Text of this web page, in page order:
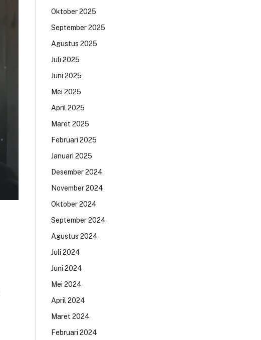
Oktober 2025
September 2025
Agustus 2025
Juli 2025
Juni 2025
Mei 2025
April 2025
Maret 2025
Februari 2025
Januari 2025
Desember 2024
November 2024
Oktober 2024
September 2024
Agustus 2024
Juli 2024
Juni 2024
Mei 2024
April 2024
Maret 2024
Februari 2024